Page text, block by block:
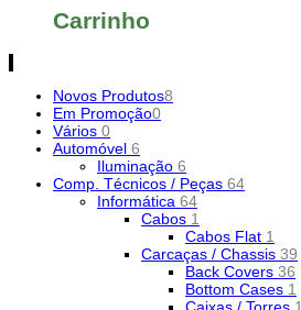
Carrinho
Novos Produtos8
Em Promoção0
Vários 0
Automóvel 6
Iluminação 6
Comp. Técnicos / Peças 64
Informática 64
Cabos 1
Cabos Flat 1
Carcaças / Chassis 39
Back Covers 36
Bottom Cases 1
Caixas / Torres 1